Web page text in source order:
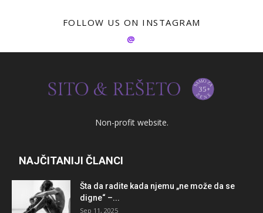
FOLLOW US ON INSTAGRAM
@
Non-profit website.
NAJČITANIJI ČLANCI
Šta da radite kada njemu „ne može da se
digne“ –...
Sep 11, 2025